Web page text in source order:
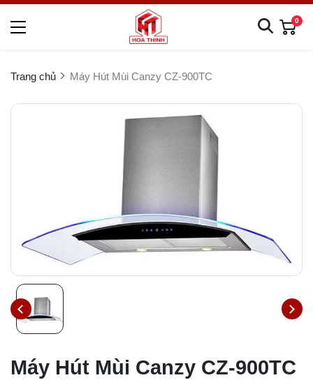
0
Trang chủ Máy Hút Mùi Canzy CZ-900TC
Máy Hút Mùi Canzy CZ-900TC